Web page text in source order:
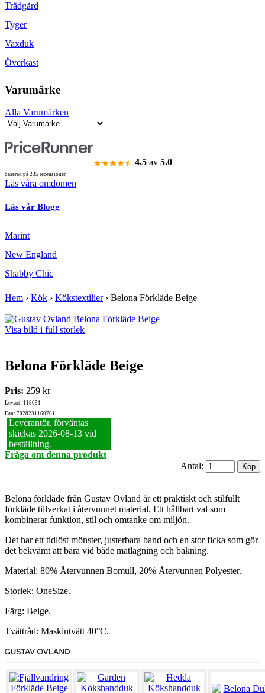
Trädgård
Tyger
Vaxduk
Överkast
Varumärke
Alla Varumärken
4.5 av 5.0
baserad på 235 recensioner
Läs våra omdömen
Läs vår Blogg
Marint
New England
Shabby Chic
Hem › Kök › Kökstextilier› Belona Förkläde Beige
Visa bild i full storlek
Belona Förkläde Beige
Pris: 259 kr
Lev.art: 118051
Ean: 7028231160761
Leverantör, förväntas
skickas 2026‑08‑13 vid
beställning.
Fråga om denna produkt
Antal:
Belona förkläde från Gustav Ovland är ett praktiskt och stilfullt
förkläde tillverkat i återvunnet material. Ett hållbart val som
kombinerar funktion, stil och omtanke om miljön.
Det har ett tidlöst mönster, justerbara band och en stor ficka som gör
det bekvämt att bära vid både matlagning och bakning.
Material: 80% Återvunnen Bomull, 20% Återvunnen Polyester.
Storlek: OneSize.
Färg: Beige.
Tvättråd: Maskintvätt 40°C.